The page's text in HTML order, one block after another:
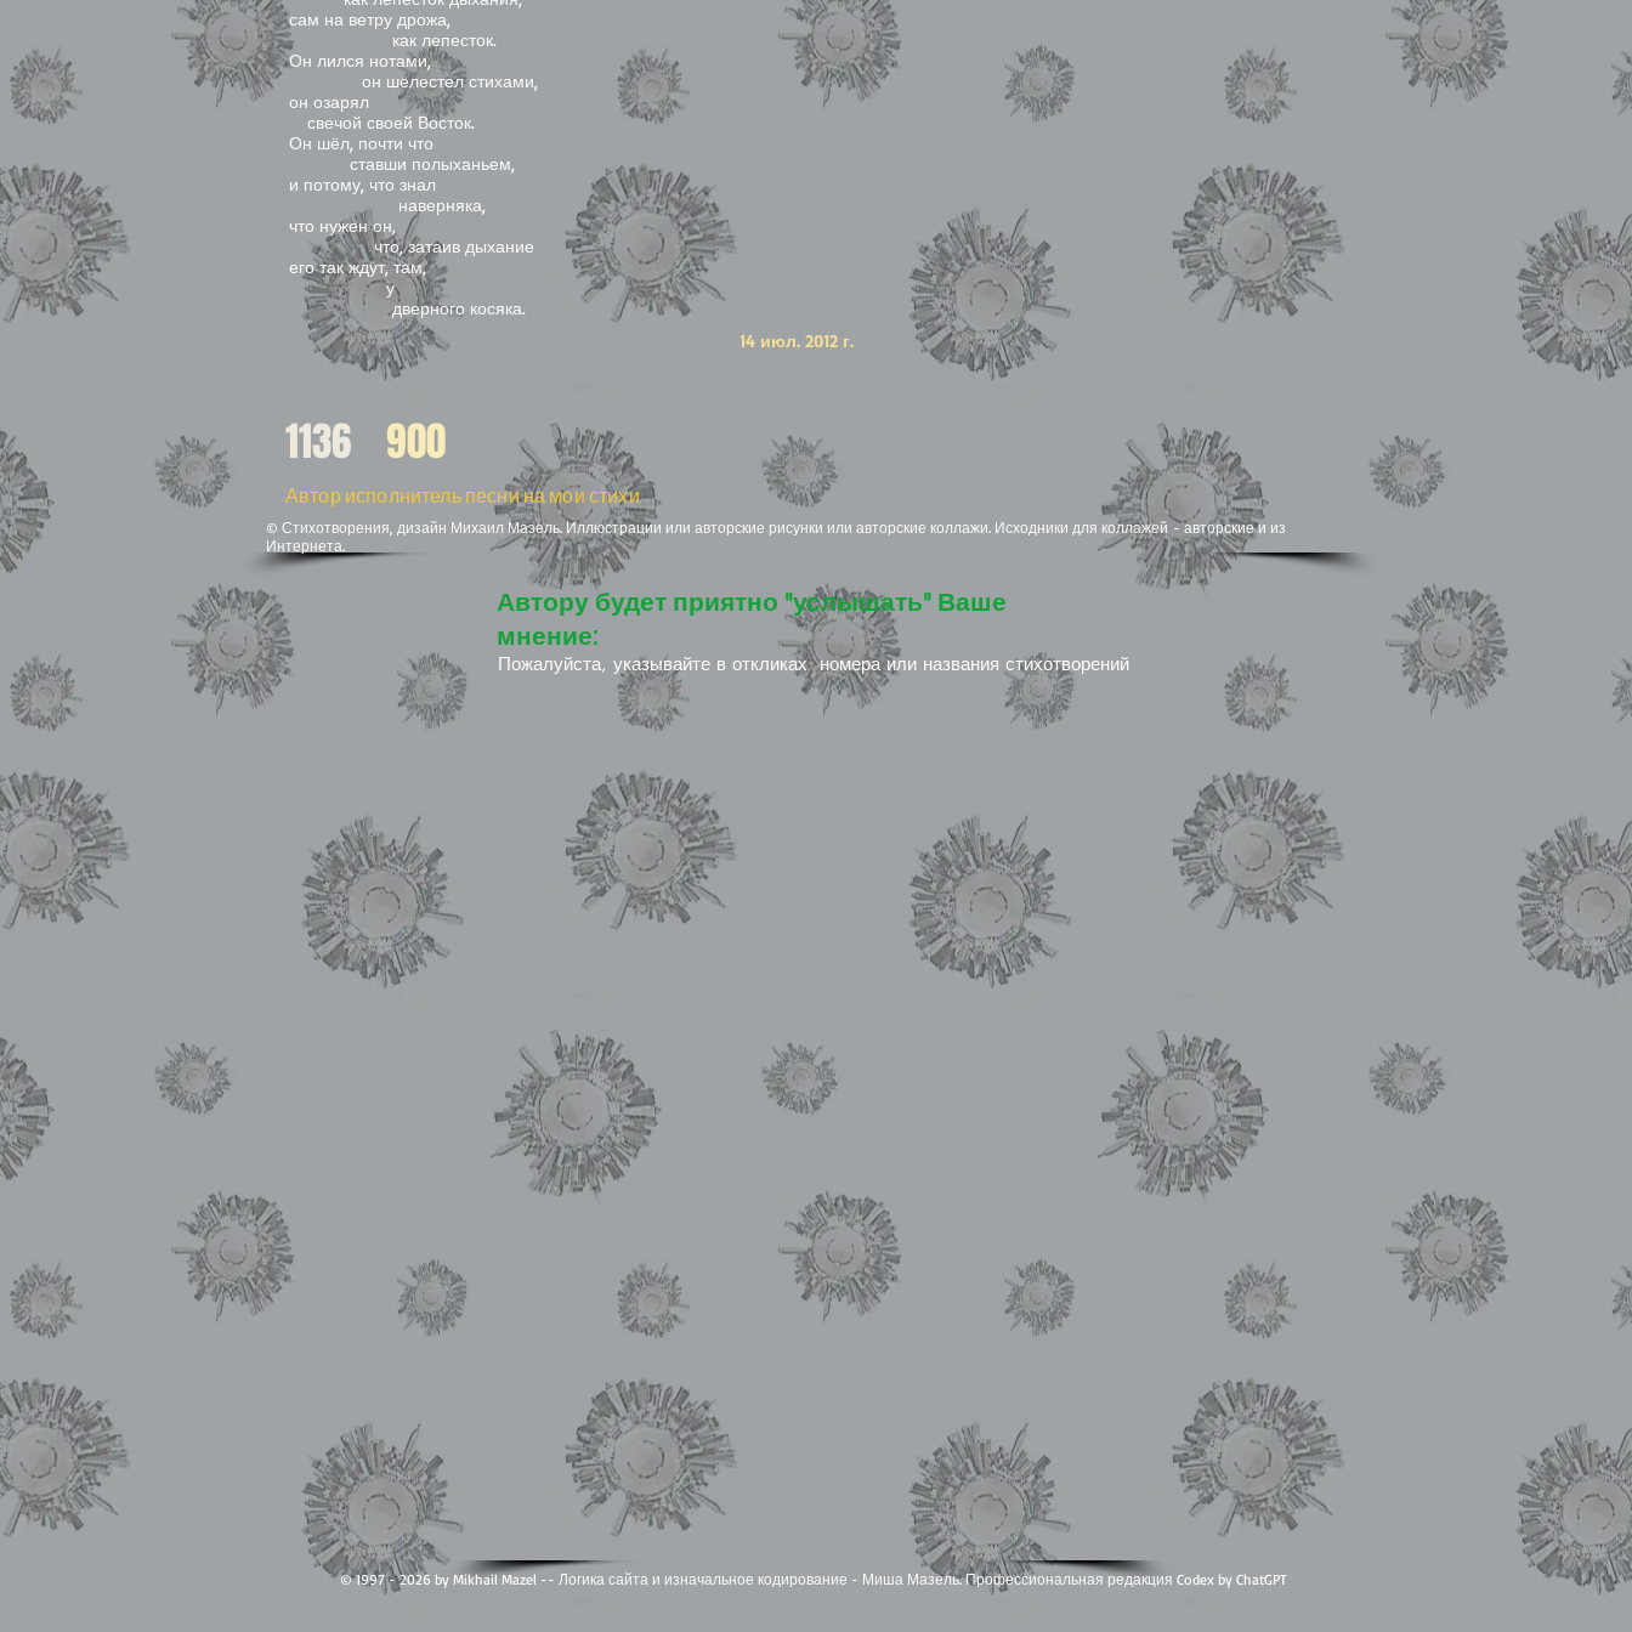
сам на ветру дрожа,
как лепесток.
Он лился нотами,
он шелестел стихами,
он озарял
свечой своей Восток.
Он шёл, почти что
ставши полыханьем,
и потому, что знал
наверняка,
что нужен он,
что, затаив дыхание
его так ждут, там,
у
дверного косяка.
14 июл. 2012 г.
1136 900
Автор исполнитель песни на мои стихи
© Стихотворения, дизайн Михаил Мазель. Иллюстрации или авторские рисунки или авторские коллажи. Исходники для коллажей - авторские и из
Интернета.
Автору будет приятно "услышать" Ваше
мнение:
Пожалуйста, указывайте в откликах номера или названия стихотворений
© 1997 - 2026 by Mikhail Mazel -- Логика сайта и изначальное кодирование - Миша Мазель. Профессиональная редакция Codex by ChatGPT